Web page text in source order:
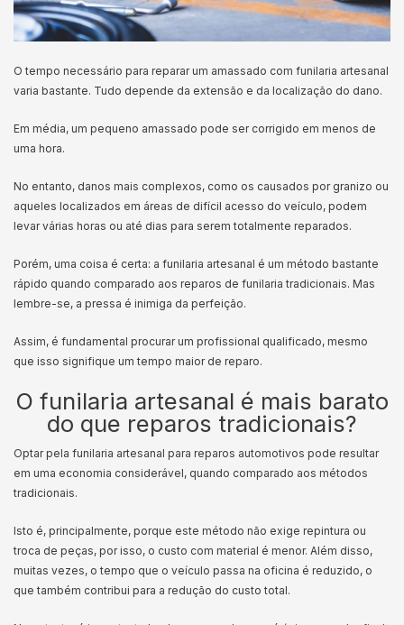
O tempo necessário para reparar um amassado com funilaria artesanal
varia bastante. Tudo depende da extensão e da localização do dano.
Em média, um pequeno amassado pode ser corrigido em menos de
uma hora.
No entanto, danos mais complexos, como os causados por granizo ou
aqueles localizados em áreas de difícil acesso do veículo, podem
levar várias horas ou até dias para serem totalmente reparados.
Porém, uma coisa é certa: a funilaria artesanal é um método bastante
rápido quando comparado aos reparos de funilaria tradicionais. Mas
lembre-se, a pressa é inimiga da perfeição.
Assim, é fundamental procurar um profissional qualificado, mesmo
que isso signifique um tempo maior de reparo.
O funilaria artesanal é mais barato
do que reparos tradicionais?
Optar pela funilaria artesanal para reparos automotivos pode resultar
em uma economia considerável, quando comparado aos métodos
tradicionais.
Isto é, principalmente, porque este método não exige repintura ou
troca de peças, por isso, o custo com material é menor. Além disso,
muitas vezes, o tempo que o veículo passa na oficina é reduzido, o
que também contribui para a redução do custo total.